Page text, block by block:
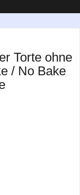
Torte ohne
/ No Bake